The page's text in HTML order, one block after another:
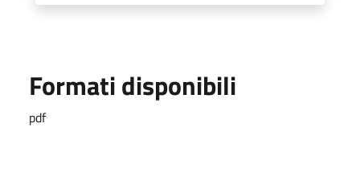
Formati disponibili
pdf